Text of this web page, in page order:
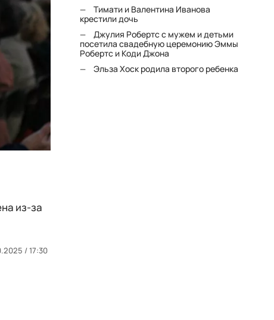
из-за
/ 17:30
Тимати и Валентина Иванова
крестили дочь
Джулия Робертс с мужем и детьми
посетила свадебную церемонию Эммы
Робертс и Коди Джона
Эльза Хоск родила второго ребенка